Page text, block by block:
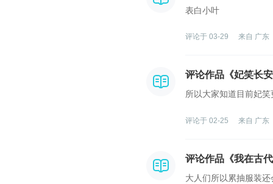
表白小叶
评论于 03-29 来自 广东
评论作品《妃笑长
所以大家知道目前妃
评论于 02-25 来自 广东
评论作品《我在古
大人们所以累抽服装还